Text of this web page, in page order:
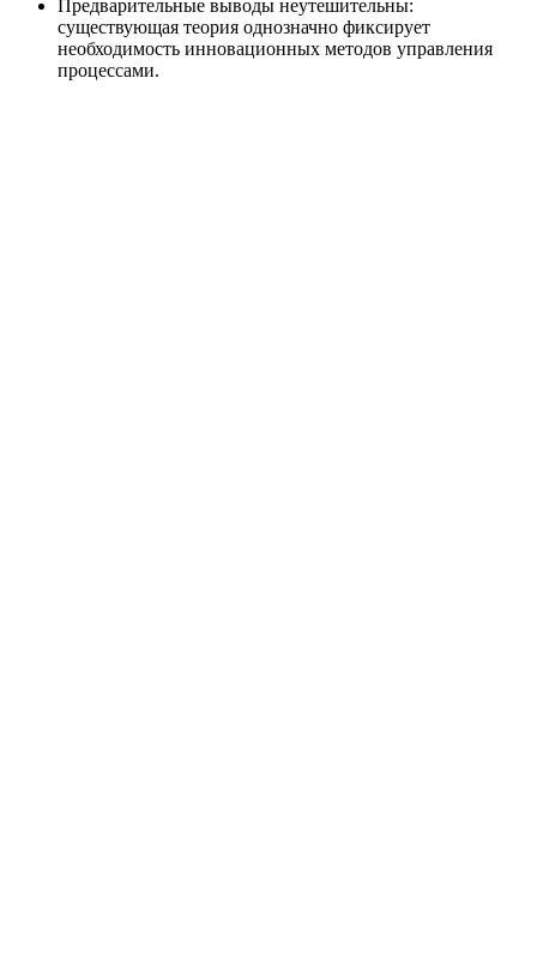
Предварительные выводы неутешительны:
существующая теория однозначно фиксирует
необходимость инновационных методов управления
процессами.